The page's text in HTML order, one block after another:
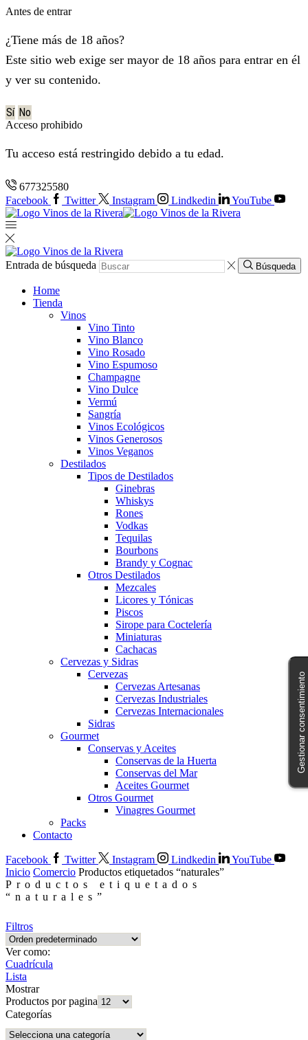
Antes de entrar
¿Tiene más de 18 años?
Este sitio web exige ser mayor de 18 años para entrar en él
y ver su contenido.
Sí No
Acceso prohibido
Tu acceso está restringido debido a tu edad.
677325580
Facebook
Twitter Instagram Lindkedin YouTube
Entrada de búsqueda Búsqueda
Home
Tienda
Vinos
Vino Tinto
Vino Blanco
Vino Rosado
Vino Espumoso
Champagne
Vino Dulce
Vermú
Sangría
Vinos Ecológicos
Vinos Generosos
Vinos Veganos
Destilados
Tipos de Destilados
Ginebras
Whiskys
Rones
Vodkas
Tequilas
Bourbons
Brandy y Cognac
Otros Destilados
Mezcales
Licores y Tónicas
Piscos
Sirope para Coctelería
Miniaturas
Cachacas
Cervezas y Sidras
Cervezas
Cervezas Artesanas
Cervezas Industriales
Cervezas Internacionales
Sidras
Gourmet
Conservas y Aceites
Conservas de la Huerta
Conservas del Mar
Aceites Gourmet
Otros Gourmet
Vinagres Gourmet
Packs
Contacto
Facebook Twitter Instagram Lindkedin
YouTube
Inicio Comercio Productos etiquetados “naturales”
Productos etiquetados
“naturales”
Filtros
Ver como:
Cuadrícula
Lista
Mostrar
Productos por pagina
Categorías
Gestionar consentimiento